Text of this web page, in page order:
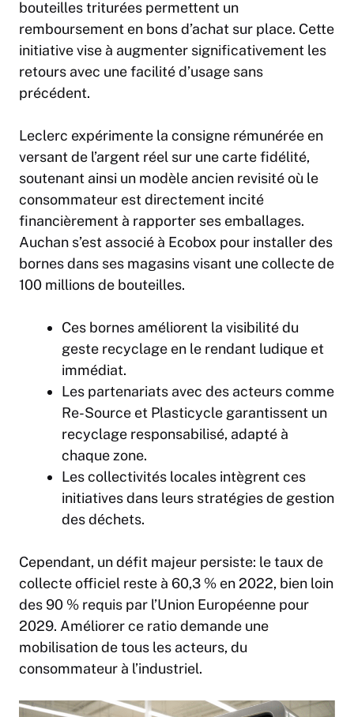
bouteilles triturées permettent un
remboursement en bons d’achat sur place. Cette
initiative vise à augmenter significativement les
retours avec une facilité d’usage sans
précédent.
Leclerc expérimente la consigne rémunérée en
versant de l’argent réel sur une carte fidélité,
soutenant ainsi un modèle ancien revisité où le
consommateur est directement incité
financièrement à rapporter ses emballages.
Auchan s’est associé à Ecobox pour installer des
bornes dans ses magasins visant une collecte de
100 millions de bouteilles.
Ces bornes améliorent la visibilité du
geste recyclage en le rendant ludique et
immédiat.
Les partenariats avec des acteurs comme
Re-Source et Plasticycle garantissent un
recyclage responsabilisé, adapté à
chaque zone.
Les collectivités locales intègrent ces
initiatives dans leurs stratégies de gestion
des déchets.
Cependant, un défit majeur persiste: le taux de
collecte officiel reste à 60,3 % en 2022, bien loin
des 90 % requis par l’Union Européenne pour
2029. Améliorer ce ratio demande une
mobilisation de tous les acteurs, du
consommateur à l’industriel.